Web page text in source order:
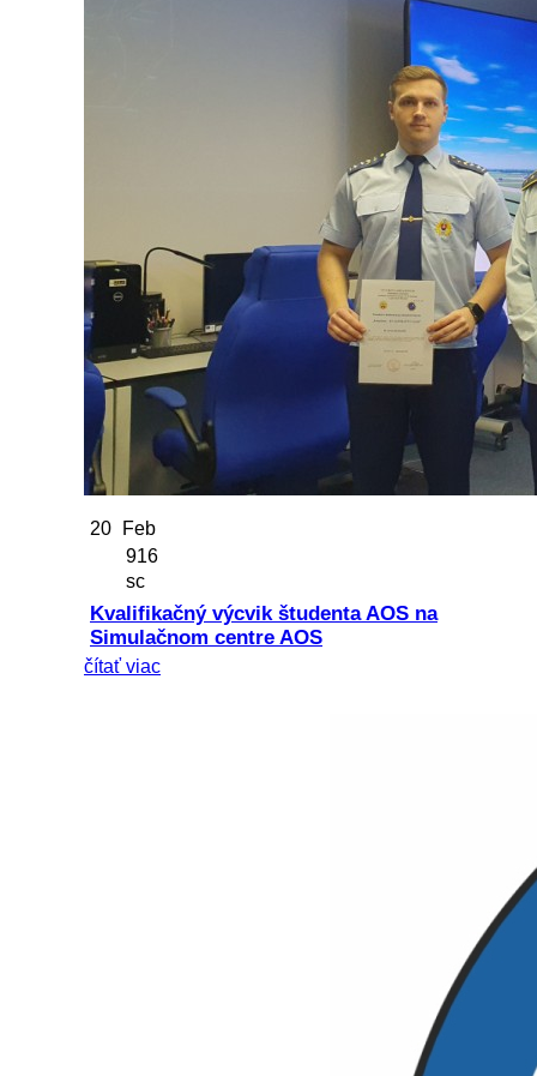
20
Feb
916
sc
Kvalifikačný výcvik študenta AOS na
Simulačnom centre AOS
čítať viac